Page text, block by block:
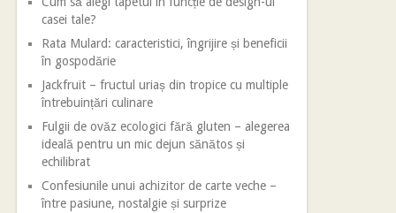
casei tale?
Rata Mulard: caracteristici, îngrijire și beneficii
în gospodărie
Jackfruit – fructul uriaș din tropice cu multiple
întrebuințări culinare
Fulgii de ovăz ecologici fără gluten – alegerea
ideală pentru un mic dejun sănătos și
echilibrat
Confesiunile unui achizitor de carte veche –
între pasiune, nostalgie și surprize